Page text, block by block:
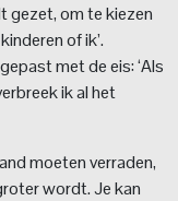
gezet, om te kiezen
of ik’.
met de eis: ‘Als
ik al het
moeten verraden,
wordt. Je kan